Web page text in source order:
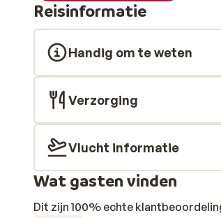
Reisinformatie
Handig om te weten
Verzorging
Vlucht informatie
Wat gasten vinden
Dit zijn 100% echte